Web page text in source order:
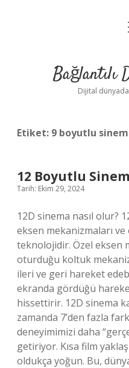
Bağlantılı
Dijital
Etiket: 9 boyutlu
12 Boyutlu
Tarih: Ekim 29, 2024
12D sinema nasıl olur?
eksen mekanizmaları
teknolojidir. Özel eksen
oturduğu koltuk
ileri ve geri hareket
ekranda gördüğü
hissettirir. 12D sinema
zamanda 7’den fazla
deneyimimizi daha
getiriyor. Kısa film
oldukça yoğun. Bu,